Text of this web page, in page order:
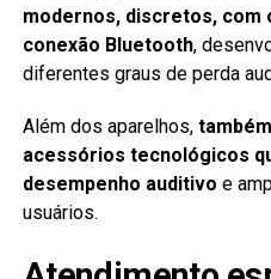
modernos, discretos,
conexão Bluetooth,
diferentes graus de perda
Além dos aparelhos,
acessórios tecnológicos
desempenho auditivo e
usuários.